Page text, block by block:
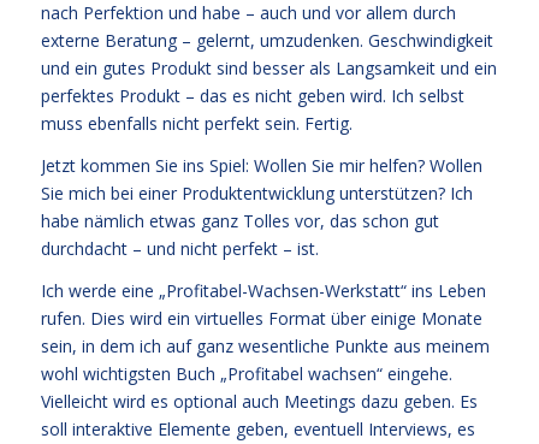
nach Perfektion und habe – auch und vor allem durch
externe Beratung – gelernt, umzudenken. Geschwindigkeit
und ein gutes Produkt sind besser als Langsamkeit und ein
perfektes Produkt – das es nicht geben wird. Ich selbst
muss ebenfalls nicht perfekt sein. Fertig.
Jetzt kommen Sie ins Spiel: Wollen Sie mir helfen? Wollen
Sie mich bei einer Produktentwicklung unterstützen? Ich
habe nämlich etwas ganz Tolles vor, das schon gut
durchdacht – und nicht perfekt – ist.
Ich werde eine „Profitabel-Wachsen-Werkstatt“ ins Leben
rufen. Dies wird ein virtuelles Format über einige Monate
sein, in dem ich auf ganz wesentliche Punkte aus meinem
wohl wichtigsten Buch „Profitabel wachsen“ eingehe.
Vielleicht wird es optional auch Meetings dazu geben. Es
soll interaktive Elemente geben, eventuell Interviews, es